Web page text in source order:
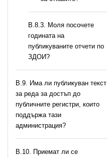
В.8.3. Моля посочете
годината на
публикуваните отчети по
ЗДОИ?
В.9. Има ли публикуван текст
за реда за достъп до
публичните регистри, които
поддържа тази
администрация?
В.10. Приемат ли се